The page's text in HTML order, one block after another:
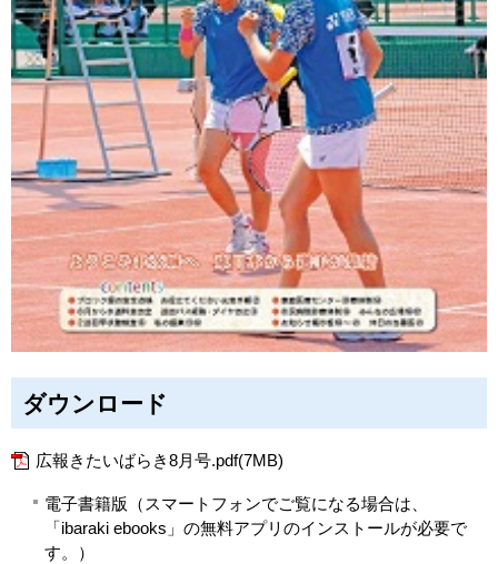
ダウンロード
広報きたいばらき8月号.pdf(7MB)
電子書籍版 （スマートフォンでご覧になる場合は、
「ibaraki ebooks」の無料アプリのインストールが必要で
す。）